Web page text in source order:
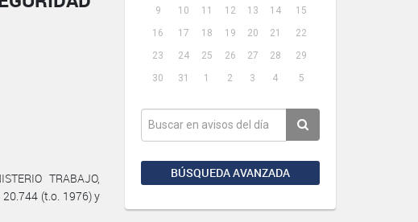
9
10 11 12 13 14
15
16
17 18 19 20 21
22
23
24 25 26 27 28
29
30
31 1 2 3 4 5
BÚSQUEDA AVANZADA
TRABAJO,
20.744 (t.o. 1976) y